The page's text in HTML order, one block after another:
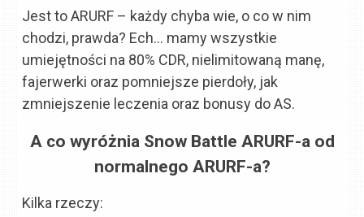
Jest to ARURF – każdy chyba wie, o co w nim
chodzi, prawda? Ech… mamy wszystkie
umiejętności na 80% CDR, nielimitowaną manę,
fajerwerki oraz pomniejsze pierdoły, jak
zmniejszenie leczenia oraz bonusy do AS.
A co wyróżnia Snow Battle ARURF-a od
normalnego ARURF-a?
Kilka rzeczy: